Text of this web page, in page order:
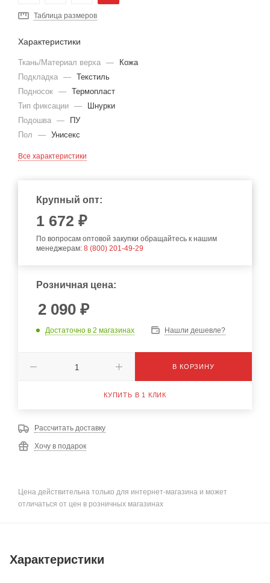
Таблица размеров
Характеристики
Ткань/Материал верха —
Кожа
Подкладка — Текстиль
Подносок — Термопласт
Тип фиксации —
Шнурки
Подошва —
ПУ
Пол
— Унисекс
Все характеристики
Крупный опт:
1 672 ₽
По вопросам оптовой закупки обращайтесь к нашим
менеджерам: 8 (800) 201-49-29
Розничная цена:
2 090 ₽
Достаточно в 2 магазинах Нашли дешевле?
В КОРЗИНУ
КУПИТЬ В 1 КЛИК
Рассчитать доставку
Хочу в подарок
Цена действительна только для интернет-магазина и может
отличаться от цен в розничных магазинах
Характеристики